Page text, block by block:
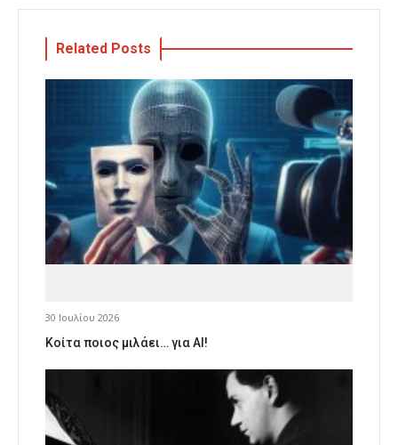
Related Posts
30 Ιουλίου 2026
Κοίτα ποιος μιλάει… για AI!